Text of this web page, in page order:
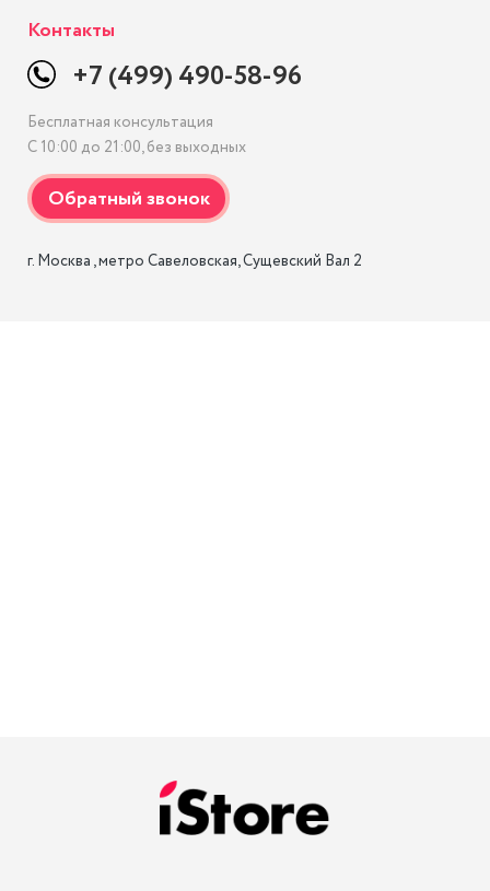
Контакты
+7 (499) 490-58-96
Бесплатная консультация
С 10:00 до 21:00, без выходных
г. Москва , метро Савеловская, Сущевский Вал 2